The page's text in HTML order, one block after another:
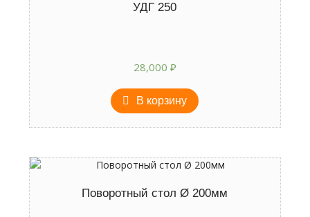
УДГ 250
28,000 ₽
В корзину
Поворотный стол Ø 200мм